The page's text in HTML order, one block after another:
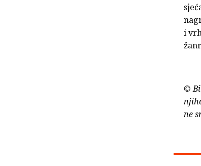
i
©
ne